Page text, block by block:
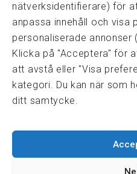
nätverksidentifierare) för
anpassa innehåll och visa
personaliserade annonser
Klicka på "Acceptera" för
att avstå eller "Visa
kategori. Du kan när som
ditt samtycke.
Prisexempel
Medarbetare
Policies & integritet
Information om Cookie-
Integritetspolicy
Dataskyddsförordningen
Samarbeten